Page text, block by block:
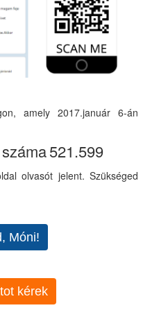
amely 2017.január 6-án
521.599
olvasót jelent. Szükséged
Móni!
kérek